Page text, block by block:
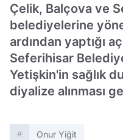
Çelik, Balçova ve
belediyelerine
ardından yaptığı
Seferihisar
Yetişkin'in sağlık
diyalize alınması
Onur Yiğit